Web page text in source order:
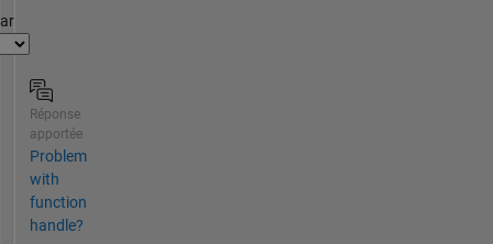
Réponse
apportée
Problem
with
function
handle?